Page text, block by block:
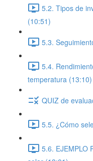
5.2. Tipos de
(10:51)
5.3.
5.4.
temperatura (13:10)
QUIZ de
5.5. ¿Cómo
5.6. EJEMPLO